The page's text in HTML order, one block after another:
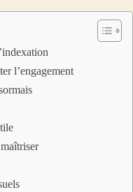
l’engagement